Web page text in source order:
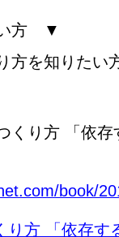
方 ▼
を知りたい
り方 「依存
book/